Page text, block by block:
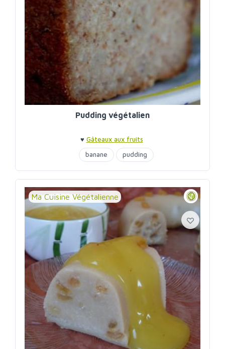
Pudding végétalien
♥ Gâteaux aux fruits
banane
pudding
Ma Cuisine Végétalienne